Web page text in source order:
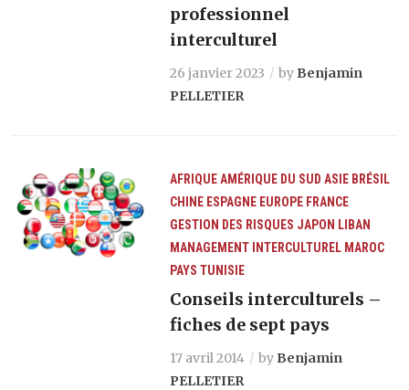
professionnel
interculturel
26 janvier 2023 by Benjamin
PELLETIER
AFRIQUEAMÉRIQUE DU SUD ASIE BRÉSIL
CHINE ESPAGNE EUROPE FRANCE
GESTION DES RISQUES JAPON LIBAN
MANAGEMENT INTERCULTUREL MAROC
PAYS TUNISIE
Conseils interculturels –
fiches de sept pays
17 avril 2014 by Benjamin
PELLETIER